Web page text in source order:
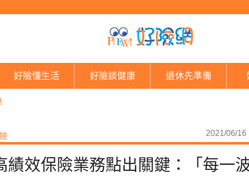
商品調整正是
好險懂生活 好險談健康 退休先準備
2021/06/16
績效保險業務點出關鍵：「每一